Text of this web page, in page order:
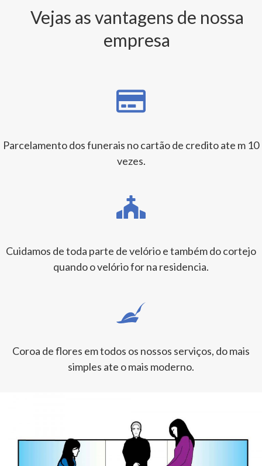
Vejas as vantagens de nossa
empresa
Parcelamento dos funerais no cartão de credito ate m 10
vezes.
Cuidamos de toda parte de velório e também do cortejo
quando o velório for na residencia.
Coroa de flores em todos os nossos serviços, do mais
simples ate o mais moderno.